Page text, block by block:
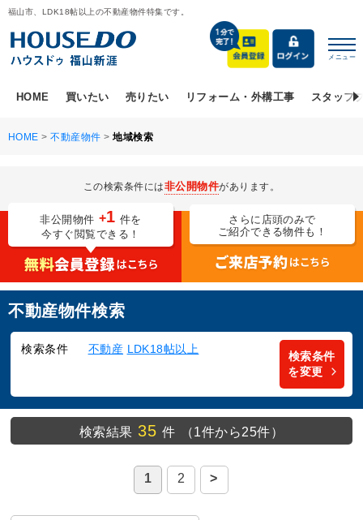
福山市、LDK18帖以上の不動産物件特集です。
メニュー
HOME 買いたい 売りたい リフォーム・外構工事 スタッフ
HOME >不動産物件 >地域検索
この検索条件には非公開物件があります。
非公開物件 +1 件を
今すぐ閲覧できる！
さらに店頭のみで
ご紹介できる物件も！
不動産物件検索
検索条件 不動産 LDK18帖以上
検索条件
を変更
検索結果 35 件 （1件から25件）
1 2 >